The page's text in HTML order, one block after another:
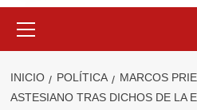
primario
INICIO POLÍTICA
MARCOS
ASTESIANO TRAS DICHOS DE LA